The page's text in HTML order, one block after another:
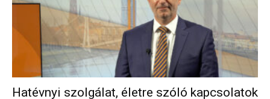
Hatévnyi szolgálat, életre szóló kapcsolatok